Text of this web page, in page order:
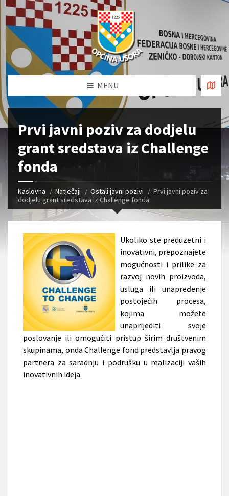
MENU
Prvi javni poziv za dodjelu
grant sredstava iz Challenge
fonda
Naslovna Natječaji Ostali javni pozivi
Prvi javni poziv za
dodjelu grant sredstava iz Challenge fonda
Ukoliko ste preduzetni i
inovativni, prepoznajete
mogućnosti i prilike za
razvoj novih proizvoda,
usluga ili unapređenje
postojećih procesa,
kojima možete
unaprijediti svoje
poslovanje ili omogućiti pristup širim društvenim
skupinama, onda Challenge fond predstavlja pravog
partnera za saradnju i podrušku u realizaciji vaših
inovativnih ideja.